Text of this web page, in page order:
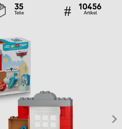
35
Teile
10456
Artikel